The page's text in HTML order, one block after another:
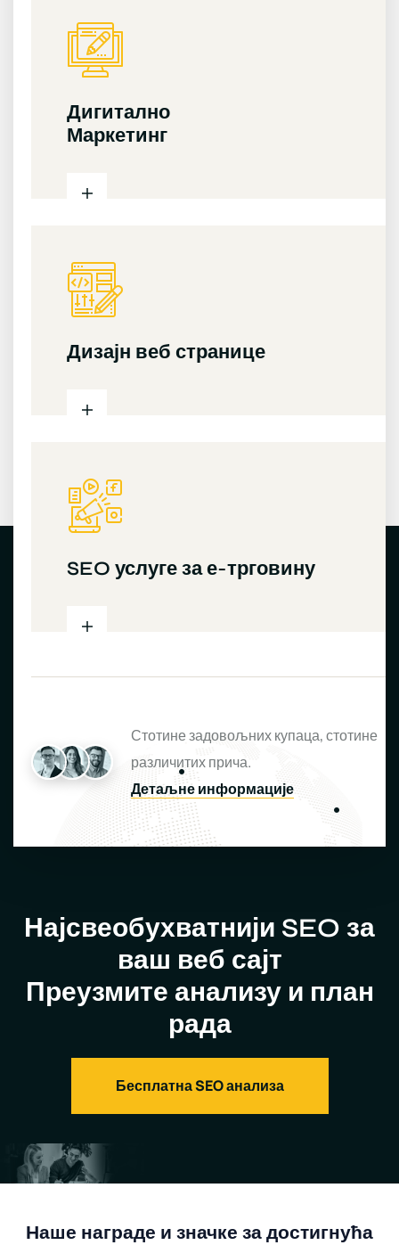
Дигитално
Маркетинг
Дизајн веб странице
SEO услуге за е-трговину
Стотине задовољних купаца, стотине
различитих прича.
Детаљне информације
Најсвеобухватнији SEO за
ваш веб сајт
Преузмите анализу и план
рада
Бесплатна SEO анализа
Наше награде и значке за достигнућа